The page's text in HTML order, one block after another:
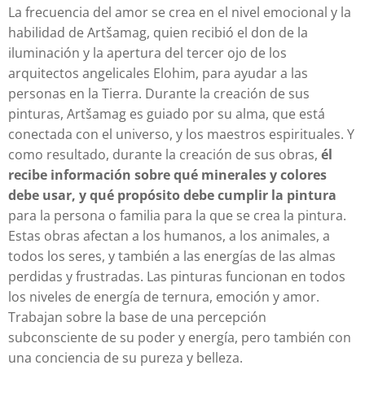
La frecuencia del amor se crea en el nivel emocional y la
habilidad de Artšamag, quien recibió el don de la
iluminación y la apertura del tercer ojo de los
arquitectos angelicales Elohim, para ayudar a las
personas en la Tierra. Durante la creación de sus
pinturas, Artšamag es guiado por su alma, que está
conectada con el universo, y los maestros espirituales. Y
como resultado, durante la creación de sus obras, él
recibe información sobre qué minerales y colores
debe usar, y qué propósito debe cumplir la pintura
para la persona o familia para la que se crea la pintura.
Estas obras afectan a los humanos, a los animales, a
todos los seres, y también a las energías de las almas
perdidas y frustradas. Las pinturas funcionan en todos
los niveles de energía de ternura, emoción y amor.
Trabajan sobre la base de una percepción
subconsciente de su poder y energía, pero también con
una conciencia de su pureza y belleza.